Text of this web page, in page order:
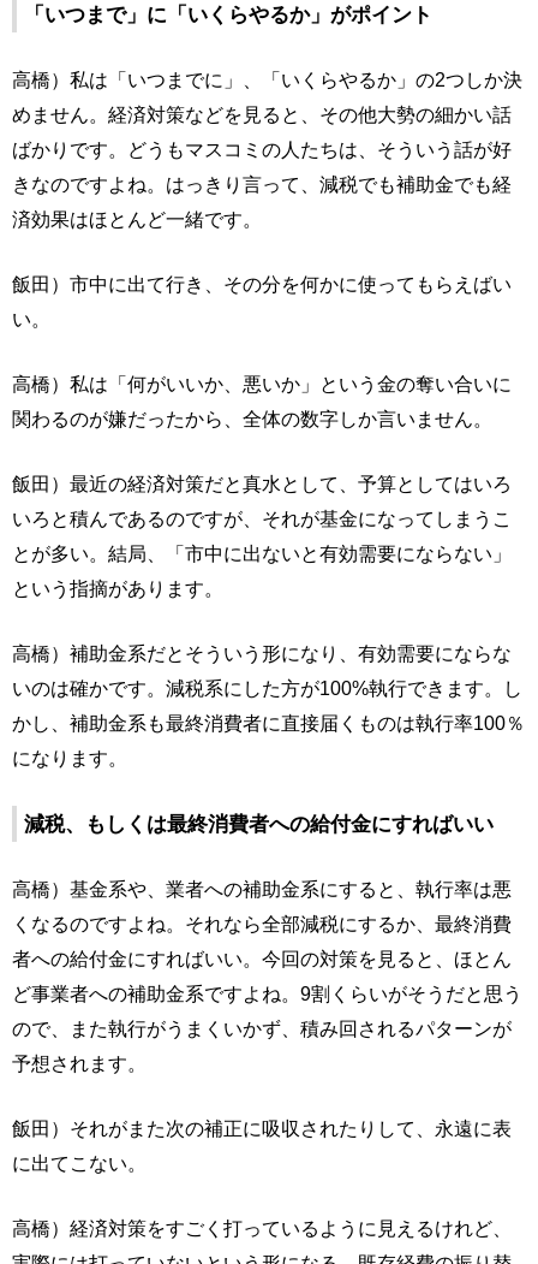
「いつまで」に「いくらやるか」がポイント
高橋）私は「いつまでに」、「いくらやるか」の2つしか決
めません。経済対策などを見ると、その他大勢の細かい話
ばかりです。どうもマスコミの人たちは、そういう話が好
きなのですよね。はっきり言って、減税でも補助金でも経
済効果はほとんど一緒です。
飯田）市中に出て行き、その分を何かに使ってもらえばい
い。
高橋）私は「何がいいか、悪いか」という金の奪い合いに
関わるのが嫌だったから、全体の数字しか言いません。
飯田）最近の経済対策だと真水として、予算としてはいろ
いろと積んであるのですが、それが基金になってしまうこ
とが多い。結局、「市中に出ないと有効需要にならない」
という指摘があります。
高橋）補助金系だとそういう形になり、有効需要にならな
いのは確かです。減税系にした方が100%執行できます。し
かし、補助金系も最終消費者に直接届くものは執行率100％
になります。
減税、もしくは最終消費者への給付金にすればいい
高橋）基金系や、業者への補助金系にすると、執行率は悪
くなるのですよね。それなら全部減税にするか、最終消費
者への給付金にすればいい。今回の対策を見ると、ほとん
ど事業者への補助金系ですよね。9割くらいがそうだと思う
ので、また執行がうまくいかず、積み回されるパターンが
予想されます。
飯田）それがまた次の補正に吸収されたりして、永遠に表
に出てこない。
高橋）経済対策をすごく打っているように見えるけれど、